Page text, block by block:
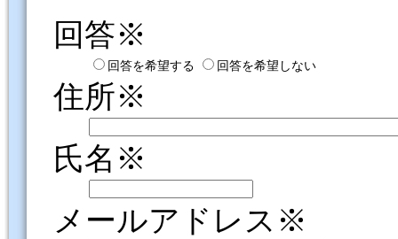
回答※
回答を希望する 回答を希望しない
住所※
氏名※
メールアドレス※